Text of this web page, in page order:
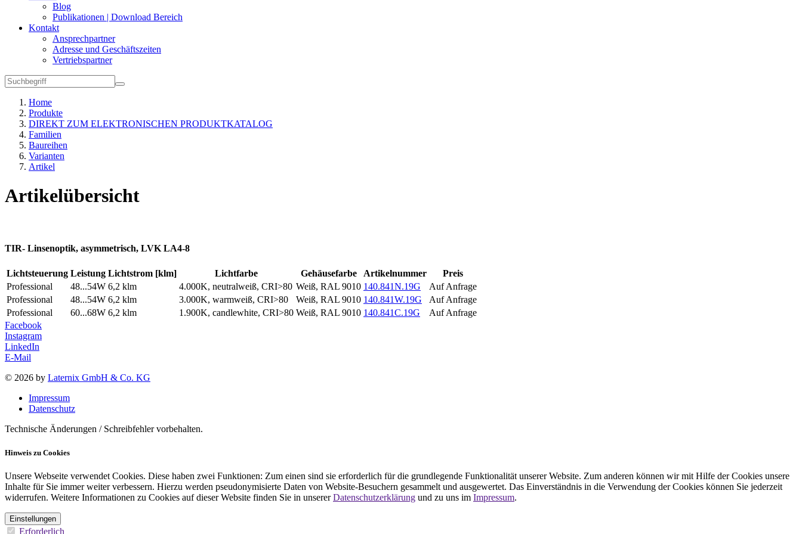
Blog
Publikationen | Download Bereich
Kontakt
Ansprechpartner
Adresse und Geschäftszeiten
Vertriebspartner
Home
Produkte
DIREKT ZUM ELEKTRONISCHEN PRODUKTKATALOG
Familien
Baureihen
Varianten
Artikel
Artikelübersicht
TIR- Linsenoptik, asymmetrisch, LVK LA4-8
Lichtsteuerung Leistung Lichtstrom [klm] Lichtfarbe Gehäusefarbe Artikelnummer
Preis
Professional
48...54W 6,2 klm 4.000K, neutralweiß, CRI>80 Weiß, RAL 9010 140.841N.19G
Auf Anfrage
Professional
48...54W 6,2 klm 3.000K, warmweiß, CRI>80 Weiß, RAL 9010 140.841W.19G
Auf Anfrage
Professional
60...68W 6,2 klm 1.900K, candlewhite, CRI>80 Weiß, RAL 9010 140.841C.19G
Auf Anfrage
Facebook
Instagram
LinkedIn
E-Mail
© 2026 by Laternix GmbH & Co. KG
Impressum
Datenschutz
Technische Änderungen / Schreibfehler vorbehalten.
Hinweis zu Cookies
Unsere Webseite verwendet Cookies. Diese haben zwei Funktionen: Zum einen sind sie erforderlich für die grundlegende Funktionalität unserer Website. Zum anderen können wir mit Hilfe der Cookies unsere
Inhalte für Sie immer weiter verbessern. Hierzu werden pseudonymisierte Daten von Website-Besuchern gesammelt und ausgewertet. Das Einverständnis in die Verwendung der Cookies können Sie jederzeit
widerrufen. Weitere Informationen zu Cookies auf dieser Website finden Sie in unsererDatenschutzerklärung und zu uns im Impressum.
Einstellungen
Erforderlich